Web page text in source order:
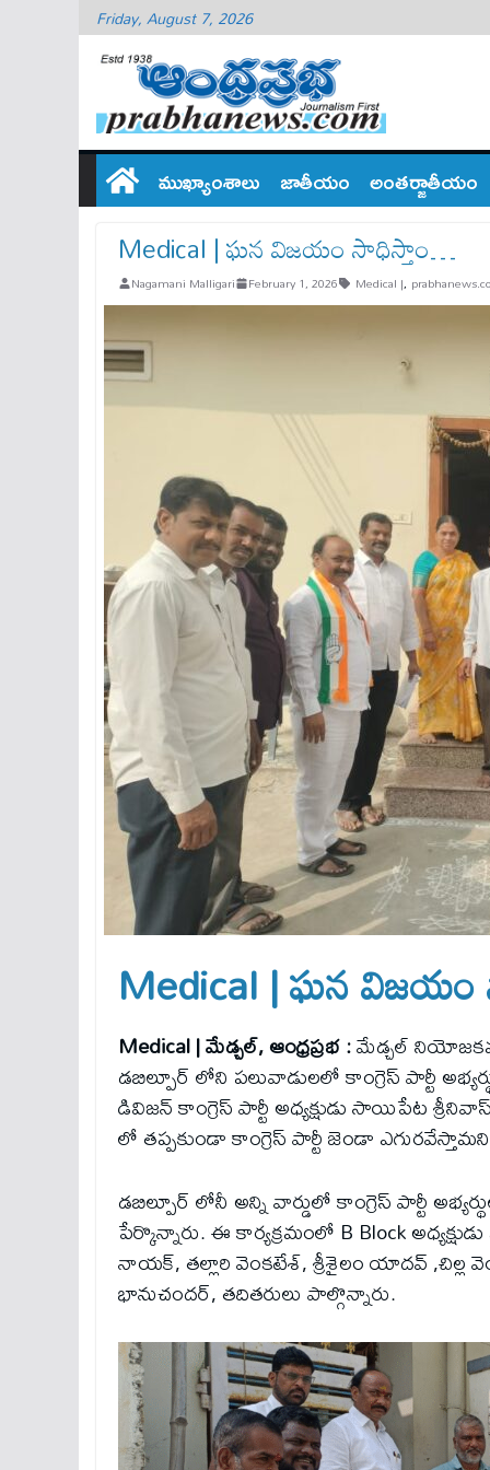
Friday, August 7, 2026
ముఖ్యాంశాలు జాతీయం అంతర్జాతీయం
Medical | ఘ‌న విజ‌యం సాధిస్తాం…
Nagamani Malligari February 1, 2026 Medical |,
Medical | ఘ‌న
Medical | మేడ్చల్, ఆంధ్రప్రభ :మేడ్చల్
డబిల్పూర్ లోని పలువాడులలో కాంగ్రెస్ పార్టీ
డివిజన్ కాంగ్రెస్ పార్టీ అధ్యక్షుడు సాయిపేట
లో తప్పకుండా కాంగ్రెస్ పార్టీ జెండా
డబిల్పూర్ లోనీ అన్ని వార్డులో కాంగ్రెస్ పార్టీ
పేర్కొన్నారు. ఈ కార్యక్రమంలో B Block
నాయక్, తల్లారి వెంకటేశ్, శ్రీశైలం యాదవ్ ,చిల్ల
భానుచందర్, తదితరులు పాల్గొన్నారు.